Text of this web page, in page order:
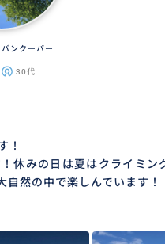
バンクーバー
30代
！
休みの日は夏はクライミン
然の中で楽しんでいます！